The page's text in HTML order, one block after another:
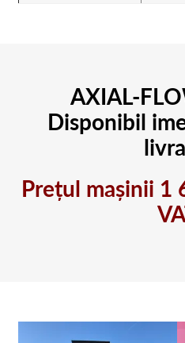
AXIAL-
Disponibil
Prețul mașinii 1